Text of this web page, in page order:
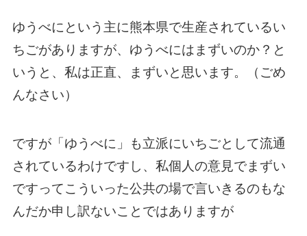
ゆうべにという主に熊本県で生産されているい
ちごがありますが、ゆうべにはまずいのか？と
いうと、私は正直、まずいと思います。（ごめ
んなさい）
ですが「ゆうべに」も立派にいちごとして流通
されているわけですし、私個人の意見でまずい
ですってこういった公共の場で言いきるのもな
んだか申し訳ないことではありますが